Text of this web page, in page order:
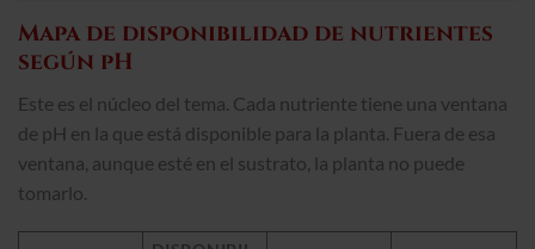
Mapa de disponibilidad de nutrientes
según pH
Este es el núcleo del tema. Cada nutriente tiene una ventana
de pH en la que está disponible para la planta. Fuera de esa
ventana, aunque esté en el sustrato, la planta no puede
tomarlo.